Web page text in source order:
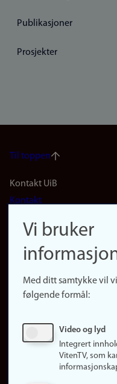
Publikasjoner
Prosjekter
Til toppen
Footer
(no)
Kontakt UiB
Kontakt
Finn forsker
Presse
Finn studier
Ledige stillinger
Vi bruker
Med ditt samtykke vil
følgende formål:
Video og lyd
Integrert
VitenTV, som